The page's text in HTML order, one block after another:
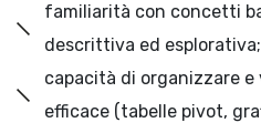
familiarità con concetti
descrittiva ed esplorativa;
capacità di organizzare
efficace (tabelle pivot,